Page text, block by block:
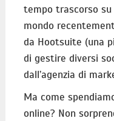
tempo trascorso
mondo
da Hootsuite (una
di gestire diversi
dall’agenzia di
Ma come
online? Non